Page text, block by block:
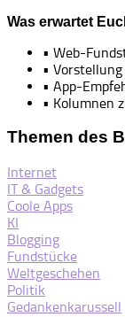
Was erwartet
• Web-
•
• App-
• Kolumnen
Themen des
Internet
IT & Gadgets
Coole Apps
KI
Blogging
Fundstücke
Weltgeschehen
Politik
Gedankenkarussell